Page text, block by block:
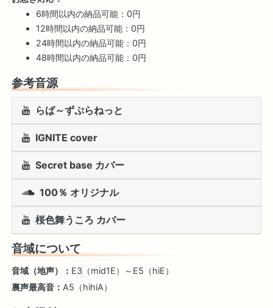
6時間以内の納品可能：0円
12時間以内の納品可能：0円
24時間以内の納品可能：0円
48時間以内の納品可能：0円
参考音源
らば～ずぷらねっと
IGNITE cover
Secret base カバー
100％ オリジナル
桜色舞うころ カバー
音域について
音域（地声）： E3（mid1E）～E5（hiE）
裏声最高音： A5（hihiA）